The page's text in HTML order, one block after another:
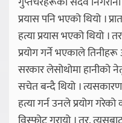
प्रयास पनि भएको थियो ।
हत्या प्रयास भएको थियो
प्रयोग गर्ने भएकाले
सरकार लेसोथोमा हानीको
सचेत बन्दै थियो ।
हत्या गर्न उनले प्रयोग